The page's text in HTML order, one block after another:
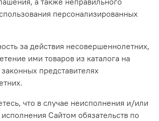
персонализированных
за действия несовершеннолетних,
ими товаров из каталога на
представителях
что в случае неисполнения и/или
Сайтом обязательств по